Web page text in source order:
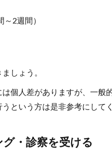
2週間）
しょう。
個人差がありますが、一般
という方は是非参考にして
・診察を受ける